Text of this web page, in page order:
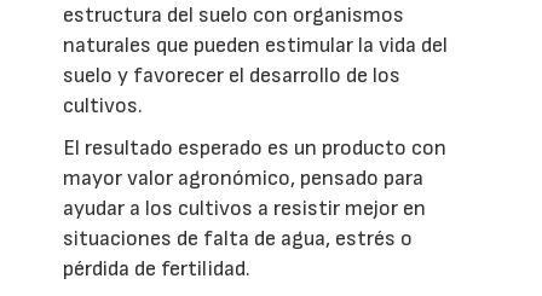
estructura del suelo con organismos
naturales que pueden estimular la vida del
suelo y favorecer el desarrollo de los
cultivos.
El resultado esperado es un producto con
mayor valor agronómico, pensado para
ayudar a los cultivos a resistir mejor en
situaciones de falta de agua, estrés o
pérdida de fertilidad.